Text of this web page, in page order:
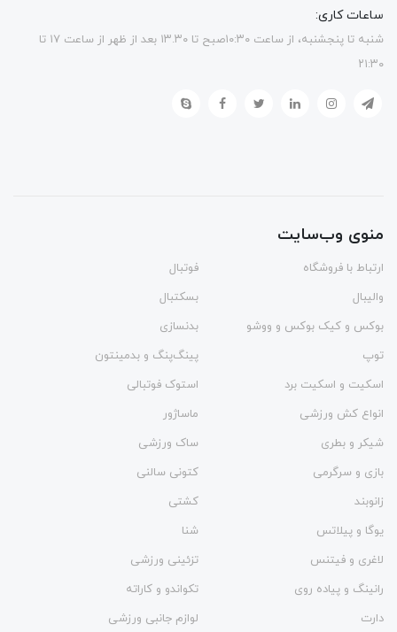
ساعات کاری:
شنبه تا پنجشنبه، از ساعت ۱۰:۳۰صبح تا ۱۳.۳۰ بعد از ظهر از ساعت ۱۷ تا
۲۱:۳۰
منوی وب‌سایت
ارتباط با فروشگاه
فوتبال
والیبال
بسکتبال
بوکس و کیک بوکس و ووشو
بدنسازی
توپ
پینگ‌پنگ و بدمينتون
اسکیت و اسکیت برد
استوک فوتبالی
انواع کش ورزشی
ماساژور
شیکر و بطری
ساک ورزشی
بازی و سرگرمی
کتونی سالنی
زانوبند
کشتی
یوگا و پیلاتس
شنا
لاغری و فیتنس
تزئینی ورزشی
رانینگ و پیاده روی
تکواندو و کاراته
دارت
لوازم جانبی ورزشی